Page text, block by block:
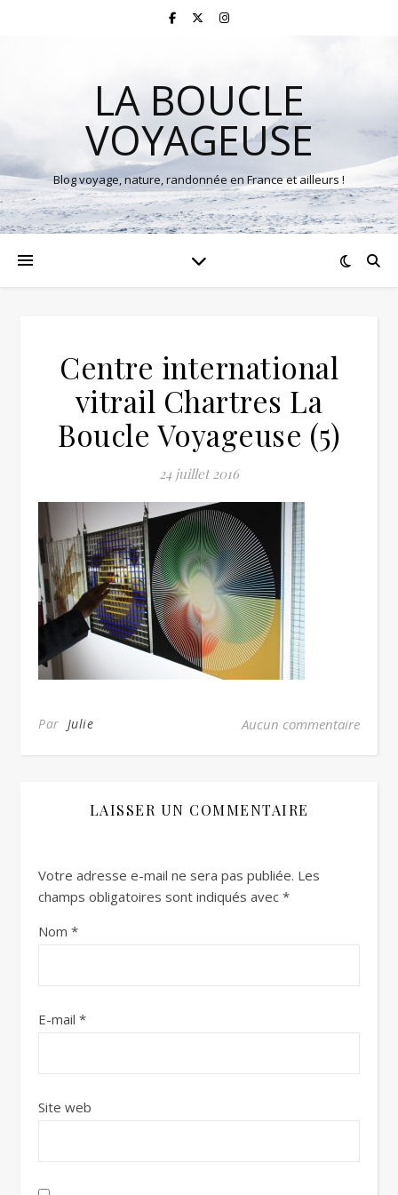
LA BOUCLE
VOYAGEUSE
Blog voyage, nature, randonnée en France et ailleurs !
Centre international
vitrail Chartres La
Boucle Voyageuse (5)
24 juillet 2016
Par Julie Aucun commentaire
LAISSER UN COMMENTAIRE
Votre adresse e-mail ne sera pas publiée. Les
champs obligatoires sont indiqués avec *
Nom *
E-mail *
Site web